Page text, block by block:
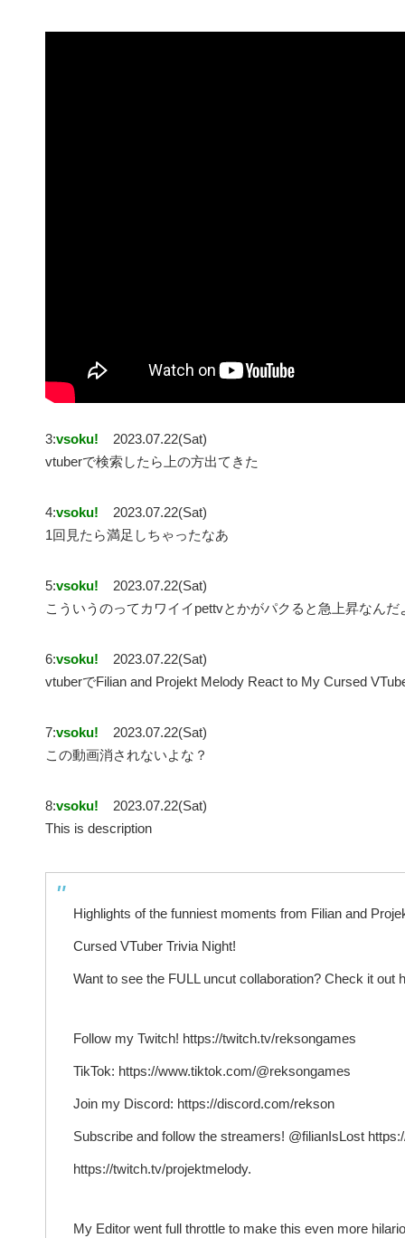
3:vsoku!
2023.07.22(Sat)
vtuberで検索したら上の方出てきた
4:vsoku!
2023.07.22(Sat)
1回見たら満足しちゃったなあ
5:vsoku!
2023.07.22(Sat)
こういうのってカワイイpettvとかがパクると急上昇なんだ
6:vsoku!
2023.07.22(Sat)
vtuberでFilian and Projekt Melody React to My Cursed
7:vsoku!
2023.07.22(Sat)
この動画消されないよな？
8:vsoku!
2023.07.22(Sat)
This is description
Highlights of the funniest moments from Filian and
Cursed VTuber Trivia Night!
Want to see the FULL uncut collaboration? Check it out
Follow my Twitch! https://twitch.tv/reksongames
TikTok: https://www.tiktok.com/@reksongames
Join my Discord: https://discord.com/rekson
Subscribe and follow the streamers! @filianIsLost
https://twitch.tv/projektmelody.
My Editor went full throttle to make this even more